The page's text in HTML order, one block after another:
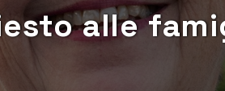
alle